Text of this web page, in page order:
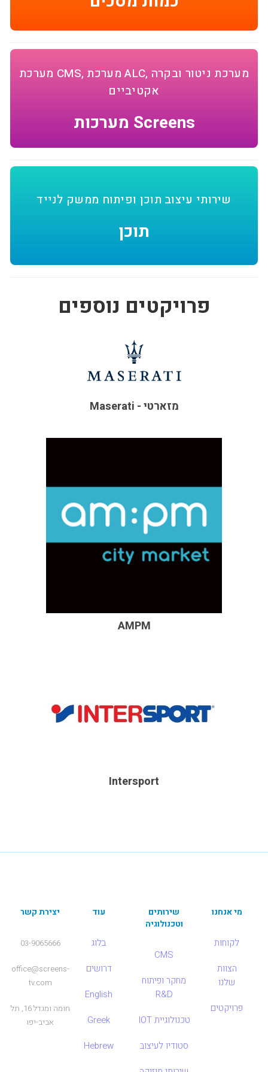
מערכת CMS, מערכת ALC, מערכת ניטור ובקרה
אקטיביים
מערכות Screens
שירותי עיצוב תוכן ופיתוח ממשק לנייד
תוכן
פרויקטים נוספים
Maserati - מזארטי
AMPM
Intersport
יצירת קשר
03-9065666
office@screens-
tv.com
חומה ומגדל 16, תל
אביב-יפו
עוד
בלוג
דרושים
English
Greek
Hebrew
שירותים
וטכנולוגיה
CMS
מחקר ופיתוח
R&D
טכנולוגיית IOT
סטודיו לעיצוב
מי אנחנו
לקוחות
הצוות
שלנו
פרויקטים